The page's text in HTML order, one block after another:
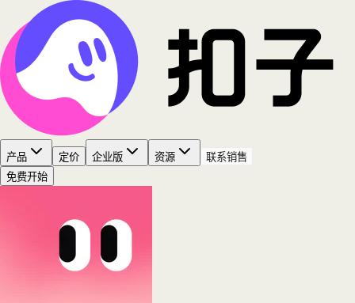
产品 定价 企业版 资源
联系销售
免费开始